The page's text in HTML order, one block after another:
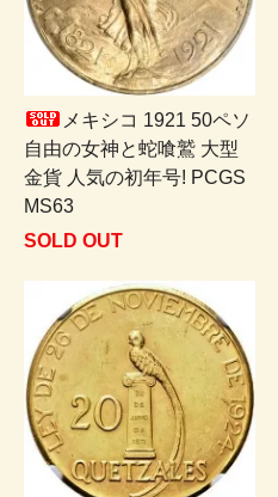
メキシコ 1921 50ペソ
自由の女神と蛇喰鷲 大型
金貨 人気の初年号! PCGS
MS63
SOLD OUT